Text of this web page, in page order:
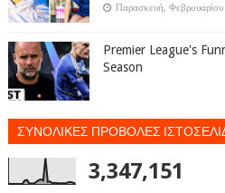
Παρασκευή,
Premier League's
Season
ΣΥΝΟΛΙΚΕΣ ΠΡΟΒΟΛΕΣ
3,347,151